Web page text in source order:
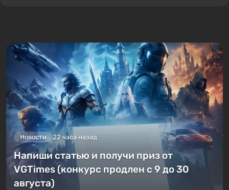
Новости 22 часа назад
Напиши статью и получи приз от
VGTimes (конкурс продлен с 9 до 30
августа)